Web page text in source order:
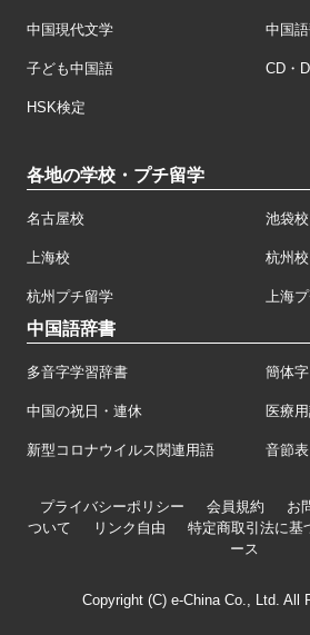
中国現代文学 中国
子ども中国語 CD・
HSK検定
各地の学校・プチ留学
名古屋校 池袋校
上海校 杭州校
杭州プチ留学 上海
中国語辞書
多音字学習辞書 簡体
中国の祝日・連休 医療
新型コロナウイルス関連用語 音節表
プライバシーポリシー 会員規約 お
ついて
リンク自由 特定商取引法に基
ース
Copyright (C) e-China Co., Ltd. All